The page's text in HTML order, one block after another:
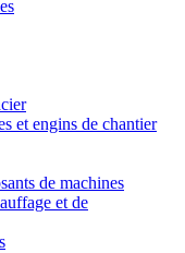
et engins de chantier
de machines
et de